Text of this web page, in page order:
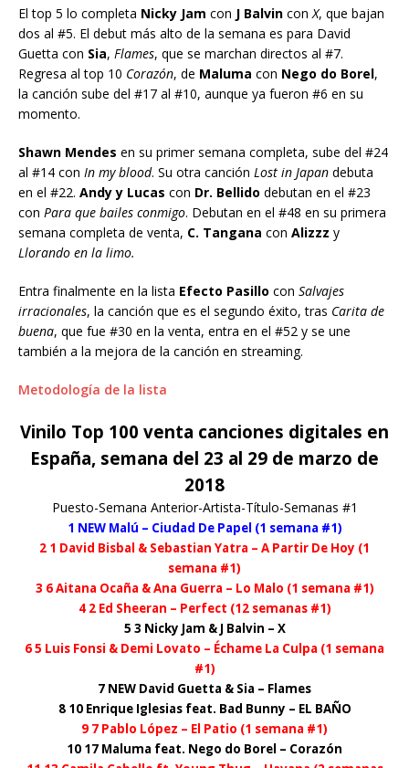
El top 5 lo completa Nicky Jam con J Balvin conX, que bajan
dos al #5. El debut más alto de la semana es para David
Guetta con Sia, Flames, que se marchan directos al #7.
Regresa al top 10 Corazón, de Maluma con Nego do Borel,
la canción sube del #17 al #10, aunque ya fueron #6 en su
momento.
Shawn Mendes en su primer semana completa, sube del #24
al #14 con In my blood. Su otra canción Lost in Japan debuta
en el #22. Andy y Lucas con Dr. Bellido debutan en el #23
con Para que bailes conmigo. Debutan en el #48 en su primera
semana completa de venta, C. Tangana con Alizzz y
Llorando en la limo.
Entra finalmente en la lista Efecto Pasillo con Salvajes
irracionales, la canción que es el segundo éxito, tras Carita de
buena, que fue #30 en la venta, entra en el #52 y se une
también a la mejora de la canción en streaming.
Metodología de la lista
Vinilo Top 100 venta canciones digitales en
España, semana del 23 al 29 de marzo de
2018
Puesto-Semana Anterior-Artista-Título-Semanas #1
1 NEW Malú – Ciudad De Papel (1 semana #1)
2 1 David Bisbal & Sebastian Yatra – A Partir De Hoy (1
semana #1)
3 6 Aitana Ocaña & Ana Guerra – Lo Malo (1 semana #1)
4 2 Ed Sheeran – Perfect (12 semanas #1)
5 3 Nicky Jam & J Balvin – X
6 5 Luis Fonsi & Demi Lovato – Échame La Culpa (1 semana
#1)
7 NEW David Guetta & Sia – Flames
8 10 Enrique Iglesias feat. Bad Bunny – EL BAÑO
9 7 Pablo López – El Patio (1 semana #1)
10 17 Maluma feat. Nego do Borel – Corazón